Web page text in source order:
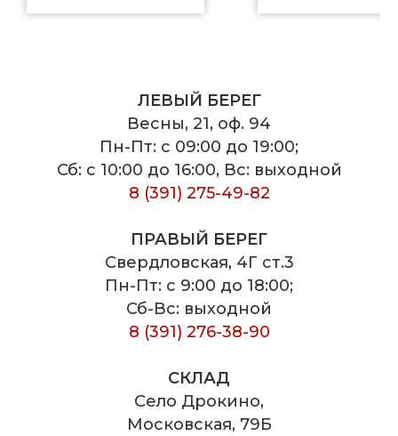
ЛЕВЫЙ БЕРЕГ
Весны, 21, оф. 94
Пн-Пт: с 09:00 до 19:00;
Сб: с 10:00 до 16:00, Вс: выходной
8 (391) 275-49-82
ПРАВЫЙ БЕРЕГ
Свердловская, 4Г ст.3
Пн-Пт: с 9:00 до 18:00;
Сб-Вс: выходной
8 (391) 276-38-90
СКЛАД
Село Дрокино,
Московская, 79Б